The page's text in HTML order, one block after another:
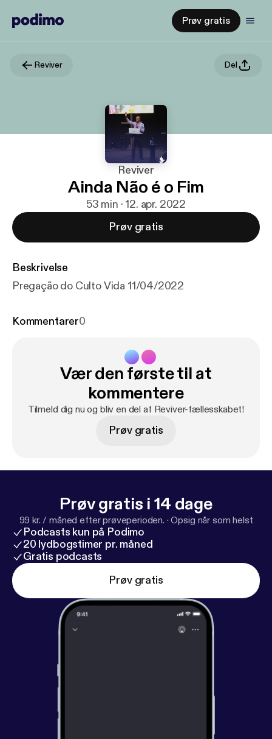
Prøv gratis
Reviver Del
Reviver
Ainda Não é o Fim
53 min · 12. apr. 2022
Prøv gratis
Beskrivelse
Pregação do Culto Vida 11/04/2022
Kommentarer0
Vær den første til at
kommentere
Tilmeld dig nu og bliv en del af Reviver-fællesskabet!
Prøv gratis
Prøv gratis i 14 dage
99 kr. / måned efter prøveperioden. ·Opsig når som helst
Podcasts kun på Podimo
20 lydbogstimer pr. måned
Gratis podcasts
Prøv gratis